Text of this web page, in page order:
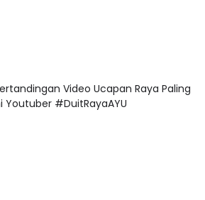
Video Ucapan Raya Paling
#DuitRayaAYU